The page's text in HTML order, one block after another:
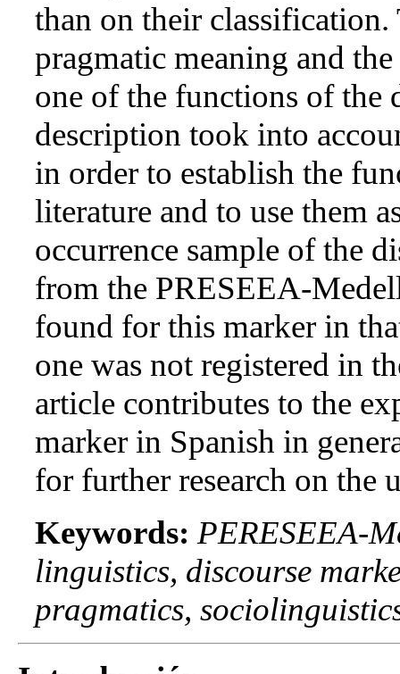
than on their
pragmatic meaning and
one of the functions of the
description took into
in order to establish the
literature and to use them
occurrence sample of the
from the PRESEEA-
found for this marker in
one was not registered in
article contributes to the
marker in Spanish in
for further research on the
Keywords: PERESEEA-
linguistics, discourse
pragmatics,